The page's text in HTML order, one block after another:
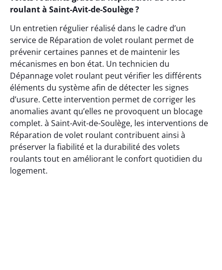
roulant à Saint-Avit-de-Soulège ?
Un entretien régulier réalisé dans le cadre d’un
service de Réparation de volet roulant permet de
prévenir certaines pannes et de maintenir les
mécanismes en bon état. Un technicien du
Dépannage volet roulant peut vérifier les différents
éléments du système afin de détecter les signes
d’usure. Cette intervention permet de corriger les
anomalies avant qu’elles ne provoquent un blocage
complet. à Saint-Avit-de-Soulège, les interventions de
Réparation de volet roulant contribuent ainsi à
préserver la fiabilité et la durabilité des volets
roulants tout en améliorant le confort quotidien du
logement.